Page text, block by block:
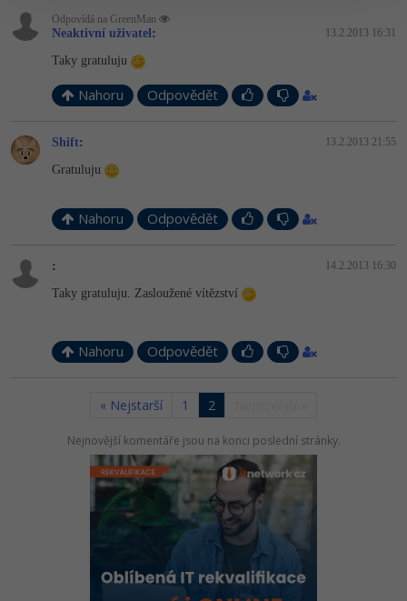
Odpovídá na GreenMan
Neaktivní uživatel: 13.2.2013 16:31
Taky gratuluju
Nahoru Odpovědět
Shift: 13.2.2013 21:55
Gratuluju
Nahoru Odpovědět
: 14.2.2013 16:30
Taky gratuluju. Zasloužené vítězství
Nahoru Odpovědět
« Nejstarší 1 2
Nejnovější komentáře jsou na konci poslední stránky.